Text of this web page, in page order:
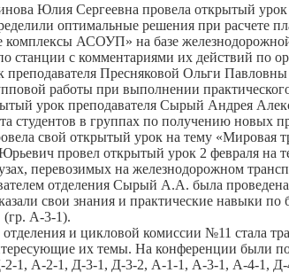
Юлия Сергеевна провела открытый
оптимальные решения при
АСОУП» на базе железнодорожной
станции с комментариями их действий по
Пресняковой Ольги
работы при выполнении
урок преподавателя Сырый Андрея
студентов в группах по получению новых
свой открытый урок на тему «Мировая
провел открытый урок 2 февраля на
перевозимых на железнодорожном
отделения Сырый А.А. была
свои знания и практические навыки
А-3-1).
и цикловой комиссии №11 стала
их темы. На конференции были
2-1, А-2-1, Д-3-1, Д-3-2, А-1-1, А-3-1, А-4-1,